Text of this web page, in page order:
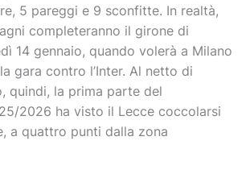
5 pareggi e 9 sconfitte. In realtà,
completeranno il girone di
14 gennaio, quando volerà a Milano
gara contro l’Inter. Al netto di
quindi, la prima parte del
2026 ha visto il Lecce coccolarsi
a quattro punti dalla zona